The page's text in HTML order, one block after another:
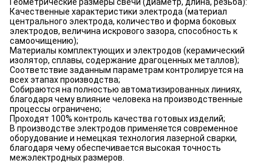
Качественные характеристики электрода (материал
центрального электрода, количество и форма боковых
электродов, величина искрового зазора, способность к
самоочищению);
Материалы комплектующих и электродов (керамический
изолятор, сплавы, содержание драгоценных металлов);
Соответствие заданным параметрам контролируется на
всех этапах производства;
Собираются на полностью автоматизированных линиях,
благодаря чему влияние человека на производственные
процессы ограничено;
Проходят 100% контроль качества готовых изделий;
В производстве электродов применяется современное
оборудование и немецкая технология лазерной сварки,
благодаря чему обеспечивается высокая точность
межэлектродных размеров.